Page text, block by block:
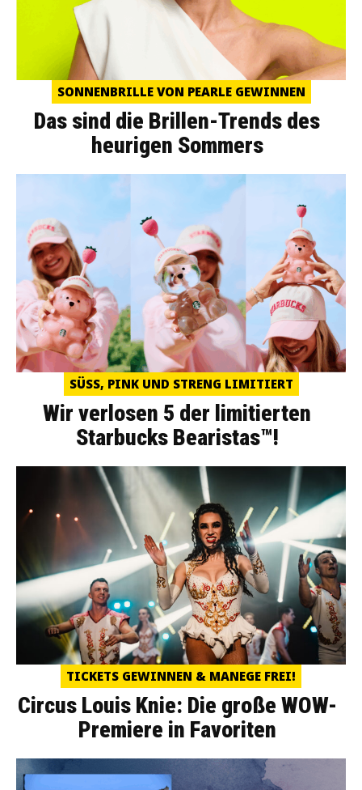
SONNENBRILLE VON PEARLE GEWINNEN
Das sind die Brillen-Trends des
heurigen Sommers
SÜSS, PINK UND STRENG LIMITIERT
Wir verlosen 5 der limitierten
Starbucks Bearistas™!
TICKETS GEWINNEN & MANEGE FREI!
Circus Louis Knie: Die große WOW-
Premiere in Favoriten